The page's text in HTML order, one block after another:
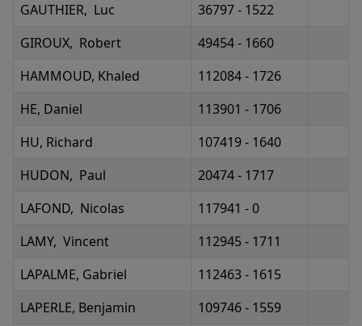
GAUTHIER, Luc
36797 - 1522
GIROUX, Robert
49454 - 1660
HAMMOUD, Khaled
112084 - 1726
HE, Daniel
113901 - 1706
HU, Richard
107419 - 1640
HUDON, Paul
20474 - 1717
LAFOND, Nicolas
117941 - 0
LAMY, Vincent
112945 - 1711
LAPALME, Gabriel
112463 - 1615
LAPERLE, Benjamin
109746 - 1559